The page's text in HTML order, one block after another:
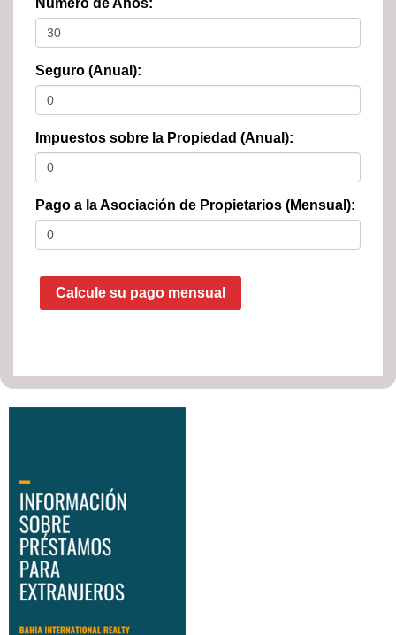
Número de Años:
Seguro (Anual):
Impuestos sobre la Propiedad (Anual):
Pago a la Asociación de Propietarios (Mensual):
Calcule su pago mensual